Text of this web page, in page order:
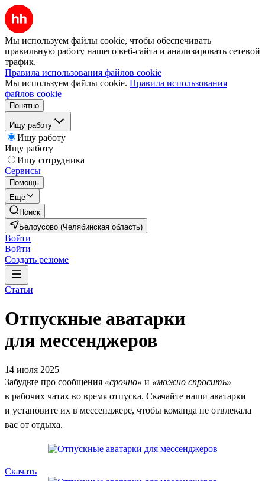
Мы используем файлы cookie, чтобы обеспечивать
правильную работу нашего веб-сайта и анализировать сетевой
трафик.
Правила использования файлов cookie
Мы используем файлы cookie. Правила использования
файлов cookie
Понятно
Ищу работу
Ищу работу
Ищу работу
Ищу сотрудника
Сервисы
Помощь
Ещё
Поиск
Белоусово (Челябинская область)
Войти
Войти
Создать резюме
Статьи
Отпускные аватарки
для мессенджеров
14 июля 2025
Забудьте про сообщения «срочно» и «можно спросить»
в рабочих чатах во время отпуска. Скачайте наши аватарки
и установите их в мессенджере, чтобы команда не отвлекала
вас от отдыха.
Скачать